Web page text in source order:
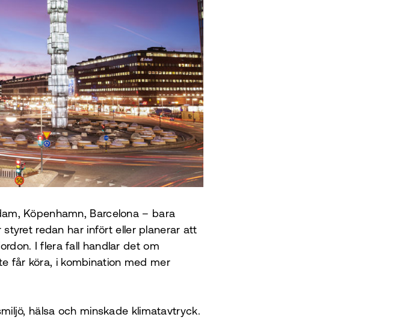
Köpenhamn, Barcelona – bara
redan har infört eller planerar att
I flera fall handlar det om
får köra, i kombination med mer
hälsa och minskade klimatavtryck.